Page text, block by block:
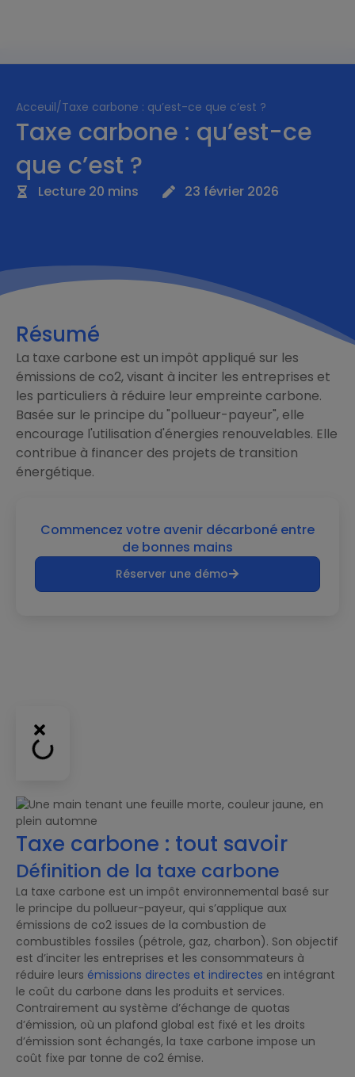
Acceuil/Taxe carbone : qu’est-ce que c’est ?
Taxe carbone : qu’est-ce
que c’est ?
Lecture 20 mins 23 février 2026
Résumé
La taxe carbone est un impôt appliqué sur les
émissions de co2, visant à inciter les entreprises et
les particuliers à réduire leur empreinte carbone.
Basée sur le principe du "pollueur-payeur", elle
encourage l'utilisation d'énergies renouvelables. Elle
contribue à financer des projets de transition
énergétique.
Commencez votre avenir décarboné entre
de bonnes mains
Réserver une démo
Taxe carbone : tout savoir
Définition de la taxe carbone
La taxe carbone est un impôt environnemental basé sur
le principe du pollueur-payeur, qui s’applique aux
émissions de co2 issues de la combustion de
combustibles fossiles (pétrole, gaz, charbon). Son objectif
est d’inciter les entreprises et les consommateurs à
réduire leurs émissions directes et indirectes en intégrant
le coût du carbone dans les produits et services.
Contrairement au système d’échange de quotas
d’émission, où un plafond global est fixé et les droits
d’émission sont échangés, la taxe carbone impose un
coût fixe par tonne de co2 émise.